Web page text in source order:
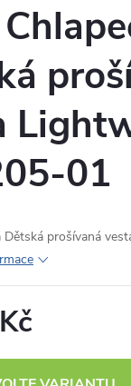
01
Dětská prošívaná